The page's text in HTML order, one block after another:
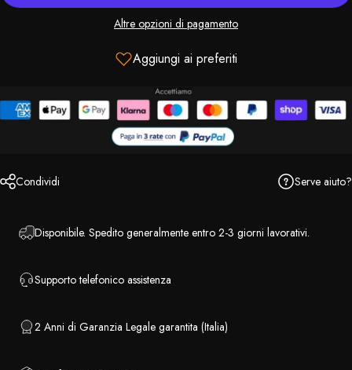
Altre opzioni di pagamento
Aggiungi ai preferiti
Condividi Serve aiuto?
Disponibile. Spedito generalmente entro 2-3 giorni lavorativi.
Supporto telefonico assistenza
2 Anni di Garanzia Legale garantita (Italia)